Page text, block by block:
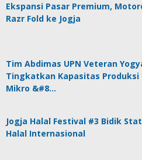
Ekspansi Pasar Premium,
Razr Fold ke Jogja
Tim Abdimas UPN Veteran
Tingkatkan Kapasitas Produksi
Mikro &#8…
Jogja Halal Festival #3 Bidik
Halal Internasional